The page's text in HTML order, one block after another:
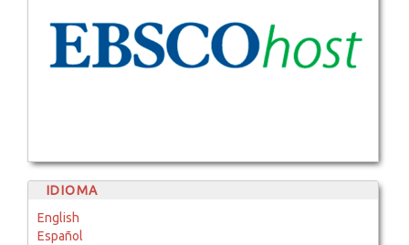
IDIOMA
English
Español